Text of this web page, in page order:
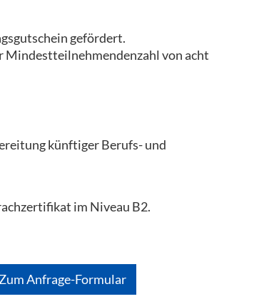
gefördert.
Mindestteilnehmendenzahl von acht
künftiger Berufs- und
im Niveau B2.
Zum Anfrage-Formular